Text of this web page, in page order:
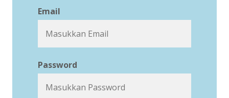
Email
Password